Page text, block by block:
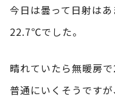
今日は曇って日射はあ
22.7℃でした。
晴れていたら無暖房
普通にいくそうですが